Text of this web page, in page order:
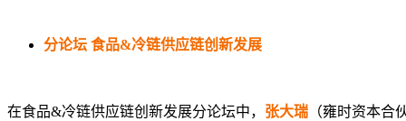
分论坛 食品&冷链供应链创新发展
在食品&冷链供应链创新发展分论坛中， 张大瑞 （雍时资本合